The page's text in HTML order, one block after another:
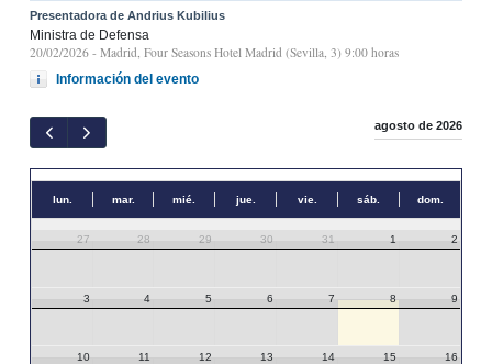
Presentadora de Andrius Kubilius
Ministra de Defensa
20/02/2026 - Madrid, Four Seasons Hotel Madrid (Sevilla, 3) 9:00 horas
Información del evento
agosto de 2026
lun. mar. mié. jue. vie. sáb. dom.
27 28 29 30 31 1 2
3 4 5 6 7 8 9
10 11 12 13 14 15 16